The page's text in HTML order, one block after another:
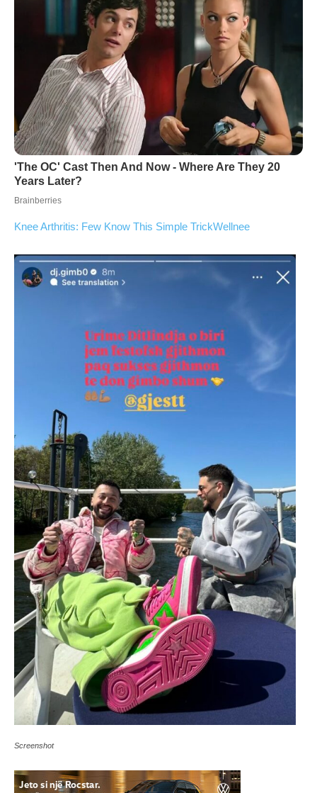
Knee Arthritis: Few Know This Simple TrickWellnee
Screenshot